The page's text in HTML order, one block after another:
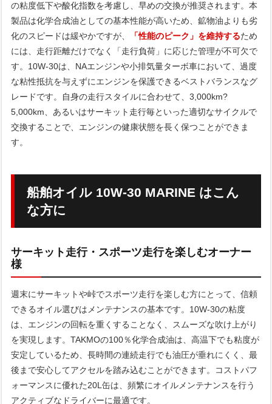
の粘度低下や酸化指数を考慮し、早めの交換が推奨されます。本
製品は化学合成油としての基本性能が高いため、鉱物油よりも劣
化のスピードは緩やかですが、
「性能のピーク」を維持するため
には、走行距離だけでなく「走行負荷」に応じた管理が不可欠で
す。10W-30は、NAエンジンや小排気量ターボ車において、過度
な粘性抵抗を与えずにエンジンを保護できるベストバランスなグ
レードです。自身の走行スタイルに合わせて、3,000km?
5,000km、あるいはサーキット走行毎といった適切なサイクルで
交換することで、エンジンの健康状態を長く保つことができま
す。
船舶オイル 10W-30 MARINE はこん
な方に
サーキット走行・スポーツ走行を楽しむオーナー
様
週末にサーキットや峠でスポーツ走行を楽しむ方にとって、信頼
できるオイル選びはメンテナンスの基本です。10W-30の粘度
は、エンジンの回転を重くすることなく、スムーズな吹け上がり
を実現します。TAKMOの100％化学合成油は、高温下でも粘度が
安定しているため、長時間の連続走行でも油圧が垂れにくく、最
後まで安心してアクセルを踏み込むことができます。コストパフ
ォーマンスに優れた20L缶は、頻繁にオイルメンテナンスを行う
アクティブなドライバーに最適です。